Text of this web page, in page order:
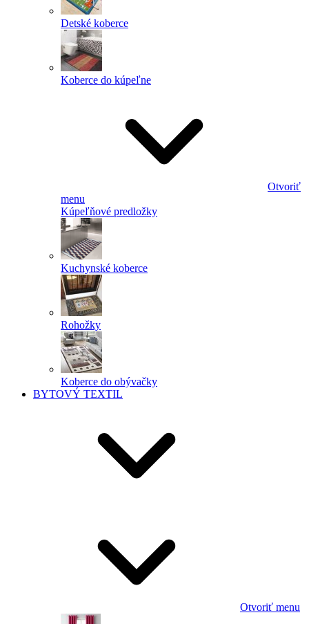
Detské koberce
Koberce do kúpeľne
Otvoriť
menu
Kúpeľňové predložky
Kuchynské koberce
Rohožky
Koberce do obývačky
BYTOVÝ TEXTIL
Otvoriť menu